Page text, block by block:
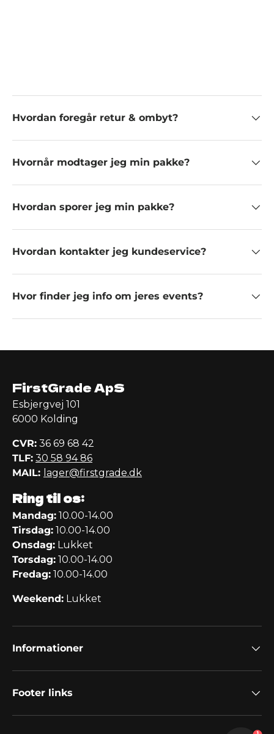
Hvordan foregår retur & ombyt?
Hvornår modtager jeg min pakke?
Hvordan sporer jeg min pakke?
Hvordan kontakter jeg kundeservice?
Hvor finder jeg info om jeres events?
FirstGrade ApS
Esbjergvej 101
6000 Kolding
CVR: 36 69 68 42
TLF: 30 58 94 86
MAIL: lager@firstgrade.dk
Ring til os:
Mandag: 10.00-14.00
Tirsdag: 10.00-14.00
Onsdag: Lukket
Torsdag: 10.00-14.00
Fredag: 10.00-14.00
Weekend: Lukket
Informationer
Footer links